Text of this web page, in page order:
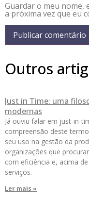
Guardar o meu nome,
a próxima vez que eu
Outros
Just in Time: uma
modernas
Já ouviu falar em just-in-
compreensão deste
seu uso na gestão da
organizações que
com eficiência e, acima
serviços.
Ler mais »